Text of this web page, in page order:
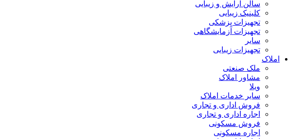
سالن آرایش و زیبایی
کلینیک زیبایی
تجهیزات پزشکی
تجهیزات آزمایشگاهی
سایر
تجهیزات زیبایی
املاک
ملک صنعتی
مشاور املاک
ویلا
سایر خدمات املاک
فروش اداری و تجاری
اجاره اداری و تجاری
فروش مسکونی
اجاره مسکونی